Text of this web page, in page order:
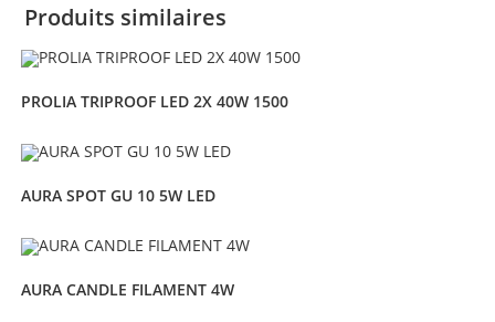
Produits similaires
PROLIA TRIPROOF LED 2X 40W 1500
AURA SPOT GU 10 5W LED
AURA CANDLE FILAMENT 4W